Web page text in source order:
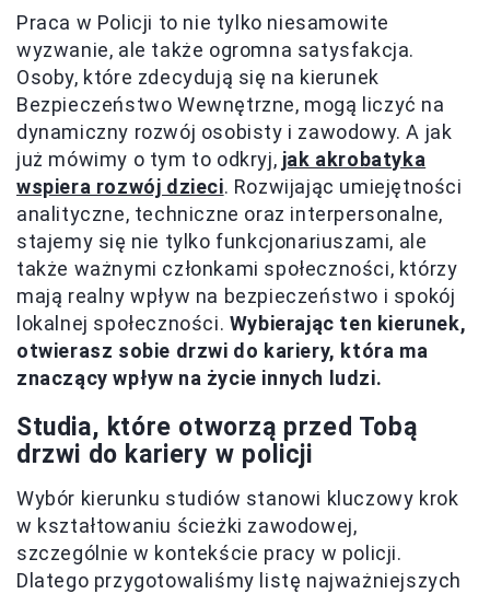
Praca w Policji to nie tylko niesamowite
wyzwanie, ale także ogromna satysfakcja.
Osoby, które zdecydują się na kierunek
Bezpieczeństwo Wewnętrzne, mogą liczyć na
dynamiczny rozwój osobisty i zawodowy. A jak
już mówimy o tym to odkryj, jak akrobatyka
wspiera rozwój dzieci. Rozwijając umiejętności
analityczne, techniczne oraz interpersonalne,
stajemy się nie tylko funkcjonariuszami, ale
także ważnymi członkami społeczności, którzy
mają realny wpływ na bezpieczeństwo i spokój
lokalnej społeczności. Wybierając ten kierunek,
otwierasz sobie drzwi do kariery, która ma
znaczący wpływ na życie innych ludzi.
Studia, które otworzą przed Tobą
drzwi do kariery w policji
Wybór kierunku studiów stanowi kluczowy krok
w kształtowaniu ścieżki zawodowej,
szczególnie w kontekście pracy w policji.
Dlatego przygotowaliśmy listę najważniejszych